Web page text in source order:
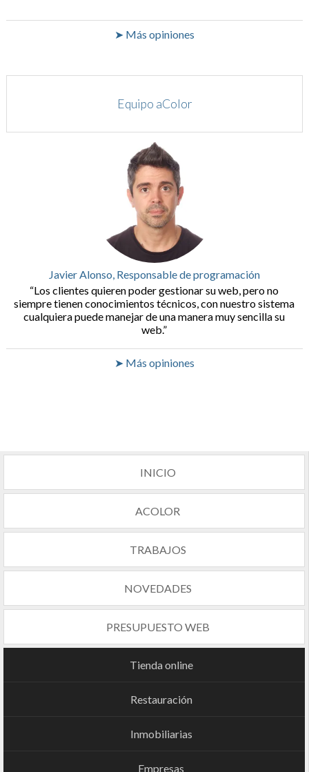
➤ Más opiniones
Equipo aColor
Javier Alonso, Responsable de programación
Los clientes quieren poder gestionar su web, pero no
siempre tienen conocimientos técnicos, con nuestro sistema
cualquiera puede manejar de una manera muy sencilla su
web.
➤ Más opiniones
INICIO
ACOLOR
TRABAJOS
NOVEDADES
PRESUPUESTO WEB
Tienda online
Restauración
Inmobiliarias
Empresas